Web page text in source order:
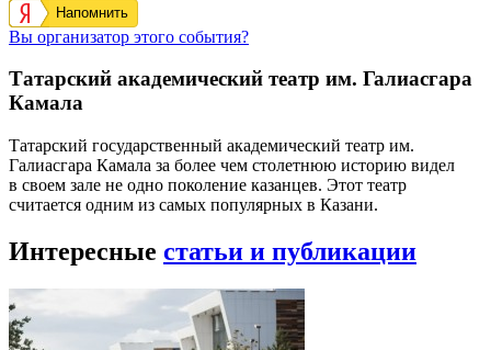
Напомнить
Вы организатор этого события?
Татарский академический театр им. Галиасгара
Камала
Татарский государственный академический театр им.
Галиасгара Камала за более чем столетнюю историю видел
в своем зале не одно поколение казанцев. Этот театр
считается одним из самых популярных в Казани.
Интересные статьи и публикации